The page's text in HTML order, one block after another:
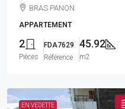
BRAS PANON
APPARTEMENT
2
Pièces
FDA7629
Référence
45.92
m2
EN VEDETTE